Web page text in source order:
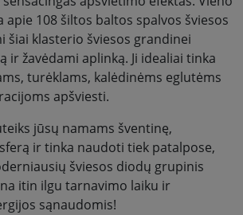
apie 108 šiltos baltos spalvos šviesos
šiai klasterio šviesos grandinei
ir žavėdami aplinką. Ji idealiai tinka
turėklams, kalėdinėms eglutėms
apšviesti.
jūsų namams šventinę,
ir tinka naudoti tiek patalpose,
šviesos diodų grupinis
itin ilgu tarnavimo laiku ir
sąnaudomis!